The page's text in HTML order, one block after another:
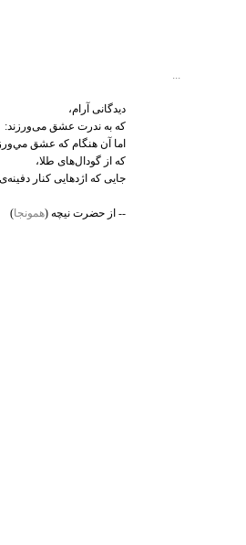
...
ديدگانی‌ آرام‌،
كه‌ به‌ ندرت‌ عشق‌ می‌ورزند:
اما آن‌ هنگام‌ كه‌ عشق‌
كه‌ از گودال‌های‌ طلا،
جايی‌ كه‌ اژدهايی‌ كنار
-- از حضرت نیچه (همونجا)